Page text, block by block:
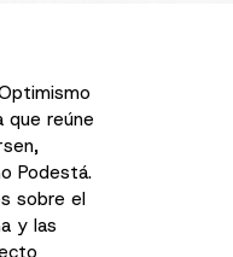
que reúne
Podestá.
sobre el
y las